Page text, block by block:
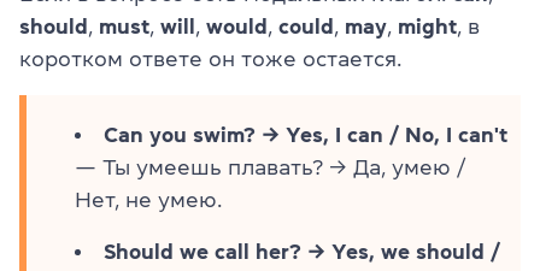
should , must, will , would , could , may, might, в
коротком ответе он тоже остается.
Can you swim? → Yes, I can / No, I can't
— Ты умеешь плавать? → Да, умею /
Нет, не умею.
Should we call her? → Yes, we should /